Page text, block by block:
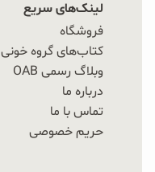
لینک‌های سریع
فروشگاه
کتاب‌های گروه خونی
وبلاگ رسمی OAB
درباره ما
تماس با ما
حریم خصوصی